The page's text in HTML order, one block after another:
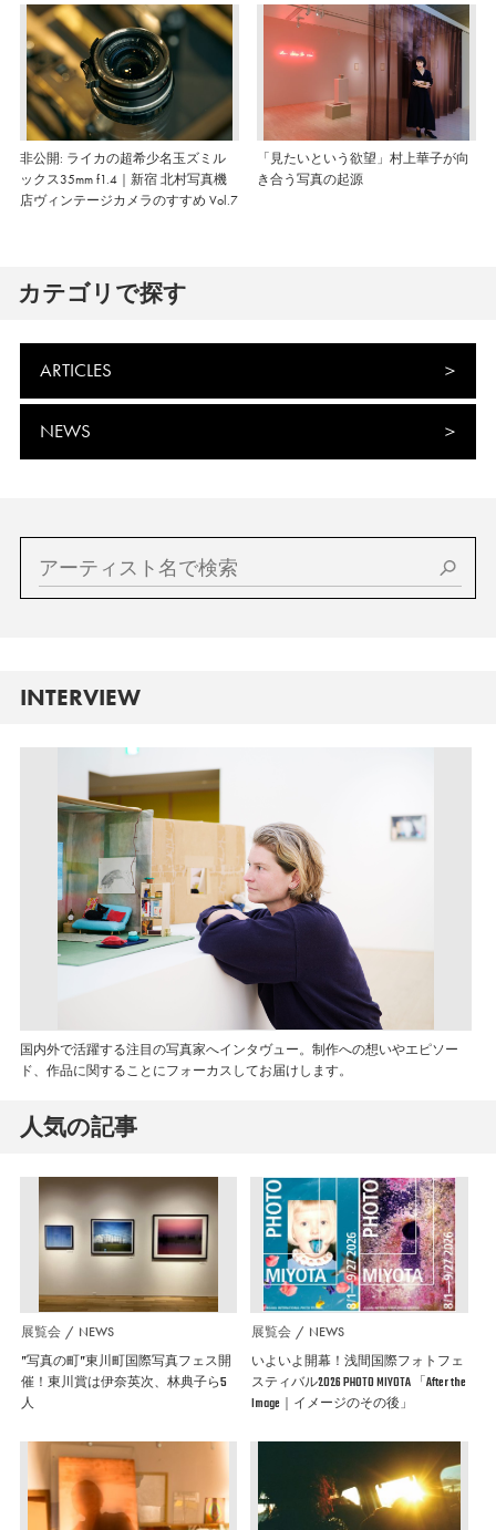
非公開: ライカの超希少名玉ズミル
ックス35mm f1.4｜新宿 北村写真機
店ヴィンテージカメラのすすめ Vol.7
「見たいという欲望」村上華子が向
き合う写真の起源
カテゴリで探す
ARTICLES
NEWS
INTERVIEW
国内外で活躍する注目の写真家へインタヴュー。制作への想いやエピソー
ド、作品に関することにフォーカスしてお届けします。
人気の記事
展覧会 NEWS
”写真の町”東川町国際写真フェス開
催！東川賞は伊奈英次、林典子ら5
人
展覧会 NEWS
いよいよ開幕！浅間国際フォトフェ
スティバル2026 PHOTO MIYOTA 「After the
Image｜イメージのその後」